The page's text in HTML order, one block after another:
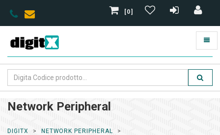
[0]
Network Peripheral
DIGITX NETWORK PERIPHERAL